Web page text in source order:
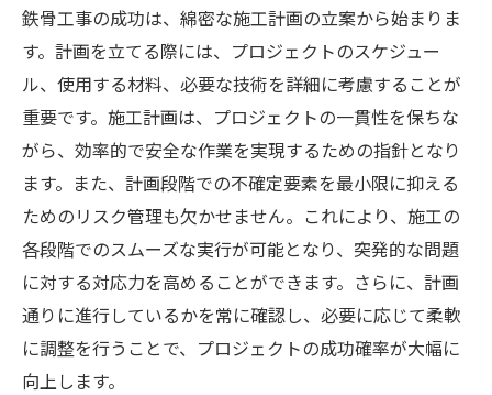
鉄骨工事の成功は、綿密な施工計画の立案から始まりま
す。計画を立てる際には、プロジェクトのスケジュー
ル、使用する材料、必要な技術を詳細に考慮することが
重要です。施工計画は、プロジェクトの一貫性を保ちな
がら、効率的で安全な作業を実現するための指針となり
ます。また、計画段階での不確定要素を最小限に抑える
ためのリスク管理も欠かせません。これにより、施工の
各段階でのスムーズな実行が可能となり、突発的な問題
に対する対応力を高めることができます。さらに、計画
通りに進行しているかを常に確認し、必要に応じて柔軟
に調整を行うことで、プロジェクトの成功確率が大幅に
向上します。